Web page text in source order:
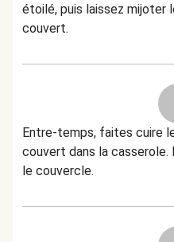
étoilé, puis laissez mijoter
couvert.
Entre-temps, faites cuire
couvert dans la
le couvercle.